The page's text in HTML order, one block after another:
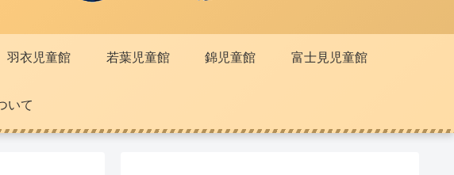
羽衣児童館 若葉児童館 錦児童館 富士見児童館
いて